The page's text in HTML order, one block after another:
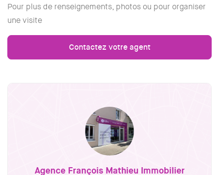
Pour plus de renseignements, photos ou pour organiser
une visite
Contactez votre agent
Agence François Mathieu Immobilier